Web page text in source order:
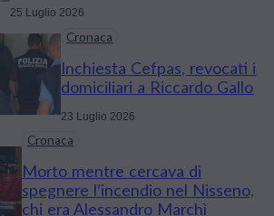
25 Luglio 2026
Cronaca
Inchiesta Cefpas, revocati i
domiciliari a Riccardo Gallo
23 Luglio 2026
Cronaca
Morto mentre cercava di
spegnere l’incendio nel Nisseno,
chi era Alessandro Marchì